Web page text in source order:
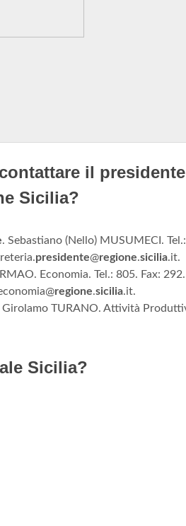
il
Sicilia?
. Sebastiano (Nello) MUSUMECI.
presidente@regione.sicilia.it.
Economia. Tel.: 805. Fax:
regione.sicilia.it.
Girolamo TURANO. Attività
Sicilia?